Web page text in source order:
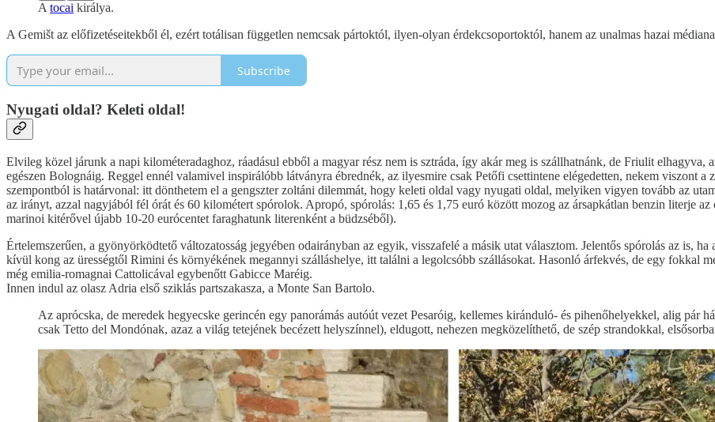
A tocai királya.
A Gemišt az előfizetéseitekből él, ezért totálisan független nemcsak pártoktól, ilyen-olyan érdekcsoportoktól, hanem az unalmas hazai
Subscribe
Nyugati oldal? Keleti oldal!
Elvileg közel járunk a napi kilométeradaghoz, ráadásul ebből a magyar rész nem is sztráda, így akár meg is szállhatnánk, de Friulit
egészen Bolognáig. Reggel ennél valamivel inspirálóbb látványra ébrednék, az ilyesmire csak Petőfi csettintene elégedetten, nekem viszont
szempontból is határvonal: itt dönthetem el a gengszter zoltáni dilemmát, hogy keleti oldal vagy nyugati oldal, melyiken vigyen tovább az
az irányt, azzal nagyjából fél órát és 60 kilométert spórolok. Apropó, spórolás: 1,65 és 1,75 euró között mozog az ársapkátlan benzin literje az
marinoi kitérővel újabb 10-20 eurócentet faraghatunk literenként a büdzséből).
Értelemszerűen, a gyönyörködtető változatosság jegyében odairányban az egyik, visszafelé a másik utat választom. Jelentős spórolás az is,
kívül kong az ürességtől Rimini és környékének megannyi szálláshelye, itt találni a legolcsóbb szállásokat. Hasonló árfekvés, de egy fokkal
még emilia-romagnai Cattolicával egybenőtt Gabicce Maréig.
Innen indul az olasz Adria első sziklás partszakasza, a Monte San Bartolo.
Az aprócska, de meredek hegyecske gerincén egy panorámás autóút vezet Pesaróig, kellemes kiránduló- és pihenőhelyekkel, alig pár
csak Tetto del Mondónak, azaz a világ tetejének becézett helyszínnel), eldugott, nehezen megközelíthető, de szép strandokkal,